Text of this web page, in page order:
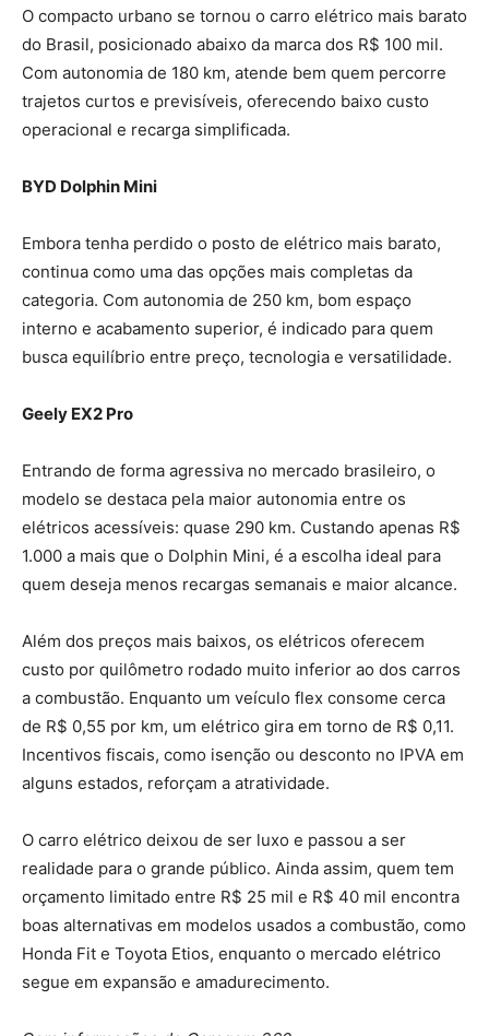
O compacto urbano se tornou o carro elétrico mais barato
do Brasil, posicionado abaixo da marca dos R$ 100 mil.
Com autonomia de 180 km, atende bem quem percorre
trajetos curtos e previsíveis, oferecendo baixo custo
operacional e recarga simplificada.
BYD Dolphin Mini
Embora tenha perdido o posto de elétrico mais barato,
continua como uma das opções mais completas da
categoria. Com autonomia de 250 km, bom espaço
interno e acabamento superior, é indicado para quem
busca equilíbrio entre preço, tecnologia e versatilidade.
Geely EX2 Pro
Entrando de forma agressiva no mercado brasileiro, o
modelo se destaca pela maior autonomia entre os
elétricos acessíveis: quase 290 km. Custando apenas R$
1.000 a mais que o Dolphin Mini, é a escolha ideal para
quem deseja menos recargas semanais e maior alcance.
Além dos preços mais baixos, os elétricos oferecem
custo por quilômetro rodado muito inferior ao dos carros
a combustão. Enquanto um veículo flex consome cerca
de R$ 0,55 por km, um elétrico gira em torno de R$ 0,11.
Incentivos fiscais, como isenção ou desconto no IPVA em
alguns estados, reforçam a atratividade.
O carro elétrico deixou de ser luxo e passou a ser
realidade para o grande público. Ainda assim, quem tem
orçamento limitado entre R$ 25 mil e R$ 40 mil encontra
boas alternativas em modelos usados a combustão, como
Honda Fit e Toyota Etios, enquanto o mercado elétrico
segue em expansão e amadurecimento.